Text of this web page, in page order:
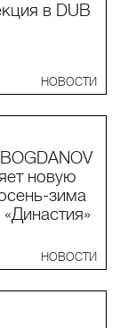
в DUB
НОВОСТИ
новую
зима
НОВОСТИ